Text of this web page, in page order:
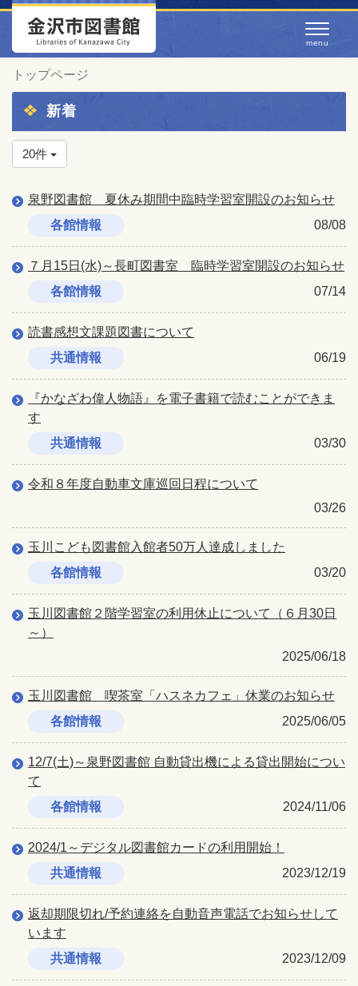
トップページ
新着
20件
泉野図書館 夏休み期間中臨時学習室開設のお知らせ
08/08
各館情報
７月15日(水)～長町図書室 臨時学習室開設のお知らせ
07/14
各館情報
読書感想文課題図書について
06/19
共通情報
『かなざわ偉人物語』を電子書籍で読むことができま
す
03/30
共通情報
令和８年度自動車文庫巡回日程について
03/26
玉川こども図書館入館者50万人達成しました
03/20
各館情報
玉川図書館２階学習室の利用休止について（６月30日
～）
2025/06/18
玉川図書館 喫茶室「ハスネカフェ」休業のお知らせ
2025/06/05
各館情報
12/7(土)～泉野図書館 自動貸出機による貸出開始につい
て
2024/11/06
各館情報
2024/1～デジタル図書館カードの利用開始！
2023/12/19
共通情報
返却期限切れ/予約連絡を自動音声電話でお知らせして
います
2023/12/09
共通情報